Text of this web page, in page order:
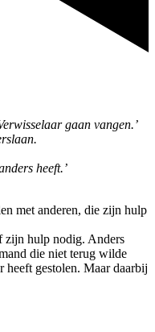
gaan vangen.’
heeft.’
met anderen, die zijn hulp
zijn hulp nodig. Anders
die niet terug wilde
heeft gestolen. Maar daarbij